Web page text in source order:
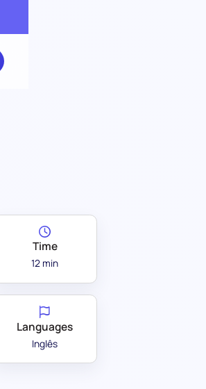
Time
12 min
Languages
Inglês